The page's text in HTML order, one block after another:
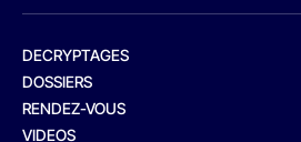
DECRYPTAGES
DOSSIERS
RENDEZ-VOUS
VIDEOS